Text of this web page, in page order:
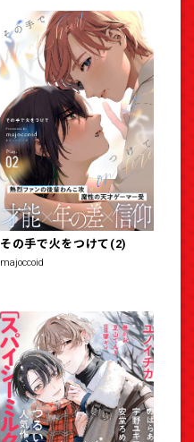
その手で火をつけて(2)
majoccoid